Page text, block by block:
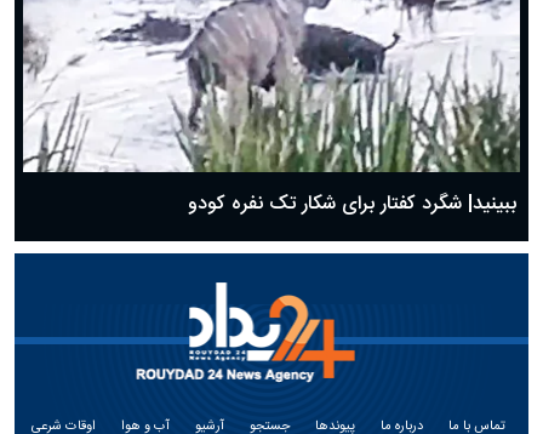
ببینید| شگرد کفتار برای شکار تک نفره کودو
تماس با ما درباره ما پیوندها جستجو آرشیو آب و هوا اوقات شرعی